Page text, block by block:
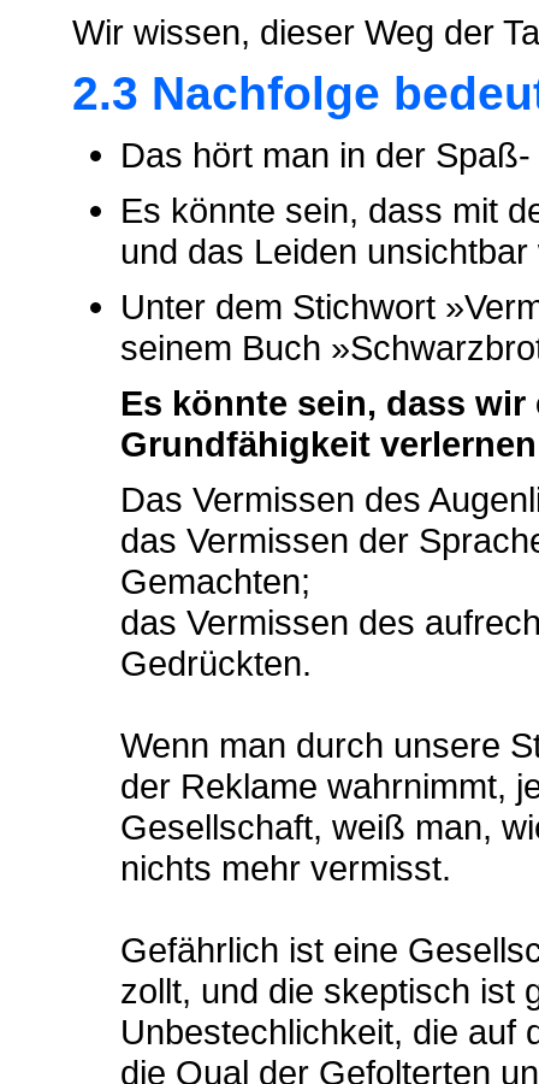
Wir wissen, dieser Weg der
2.3 Nachfolge
Das hört man in der
Es könnte sein, dass mit
und das Leiden unsichtbar
Unter dem Stichwort
seinem Buch
Es könnte sein, dass
Grundfähigkeit
Das Vermissen des
das Vermissen der
Gemachten;
das Vermissen des
Gedrückten.
Wenn man durch unsere
der Reklame wahrnimmt,
Gesellschaft, weiß man,
nichts mehr vermisst.
Gefährlich ist eine
zollt, und die skeptisch ist
Unbestechlichkeit, die auf
die Qual der Gefolterten